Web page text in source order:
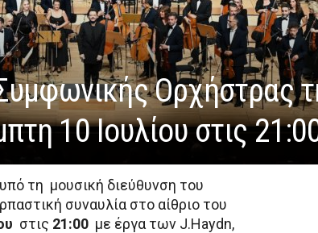
Ορχήστρας
10 Ιουλίου στις
τη μουσική διεύθυνση του
συναυλία στο αίθριο του
στις 21:00με έργα των J.Haydn,